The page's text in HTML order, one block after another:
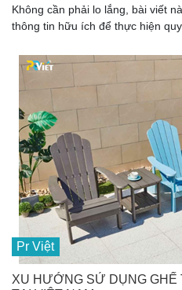
Không cần phải lo lắng, bài viết
thông tin hữu ích để thực hiện
cafe, tôi hiểu rằng việc thanh lý
giải phóng không gian mà còn
Hãy cùng tìm hiểu các mẹo và
nghiệm bán lại bàn ghế quán
Pr Việt
XU HƯỚNG SỬ DỤNG GHẾ